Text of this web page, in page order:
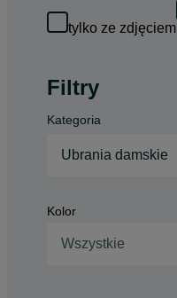
tylko ze zdjęciem
Filtry
Kategoria
Ubrania damskie
Kolor
Wszystkie